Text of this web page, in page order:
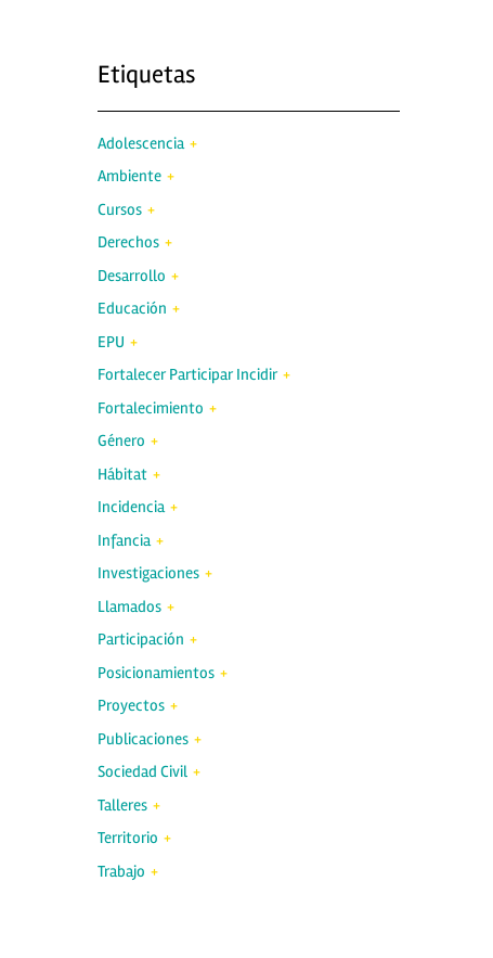
Etiquetas
Adolescencia
Ambiente
Cursos
Derechos
Desarrollo
Educación
EPU
Fortalecer Participar Incidir
Fortalecimiento
Género
Hábitat
Incidencia
Infancia
Investigaciones
Llamados
Participación
Posicionamientos
Proyectos
Publicaciones
Sociedad Civil
Talleres
Territorio
Trabajo